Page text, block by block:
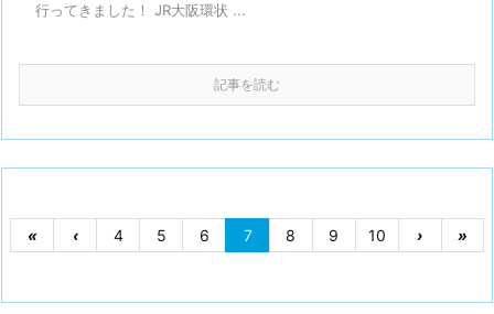
行ってきました！ JR大阪環状 ...
記事を読む
« ‹ 4 5 6 7 8 9 10 › »